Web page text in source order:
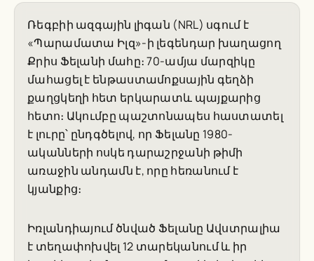
Ռեգբիի ազգային լիգան (NRL) սգում է
«Պարամատա Իլզ»-ի լեգենդար խաղացող
Քրիս Ֆելանի մահը։ 70-ամյա մարզիկը
մահացել է ենթաստամոքսային գեղձի
քաղցկեղի հետ երկարատև պայքարից
հետո։ Ակումբը պաշտոնապես հաստատել
է լուրը՝ ընդգծելով, որ Ֆելանը 1980-
ականների ոսկե դարաշրջանի թիմի
առաջին անդամն է, որը հեռանում է
կյանքից։
Իռլանդիայում ծնված Ֆելանը Ավստրալիա
է տեղափոխվել 12 տարեկանում և իր